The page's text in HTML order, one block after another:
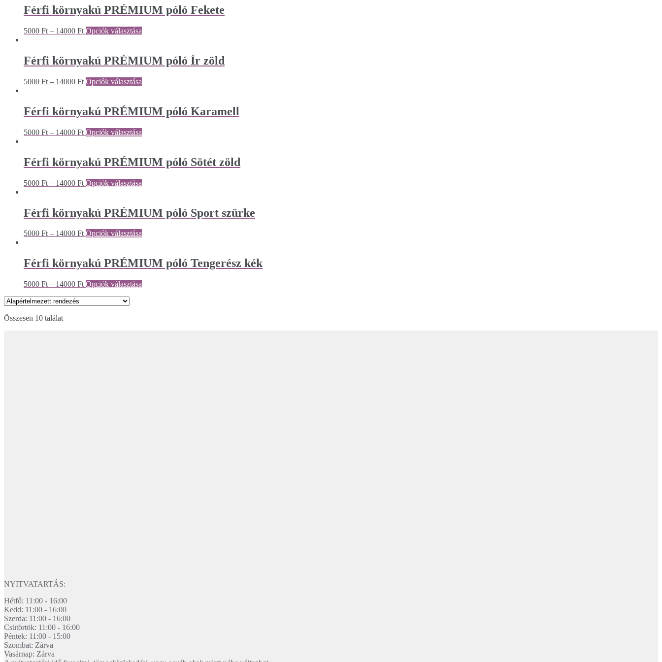
Férfi környakú PRÉMIUM póló Fekete
5000 Ft – 14000 Ft Opciók választása
Férfi környakú PRÉMIUM póló Ír zöld
5000 Ft – 14000 Ft Opciók választása
Férfi környakú PRÉMIUM póló Karamell
5000 Ft – 14000 Ft Opciók választása
Férfi környakú PRÉMIUM póló Sötét zöld
5000 Ft – 14000 Ft Opciók választása
Férfi környakú PRÉMIUM póló Sport szürke
5000 Ft– 14000 Ft Opciók választása
Férfi környakú PRÉMIUM póló Tengerész kék
5000 Ft – 14000 Ft Opciók választása
Összesen 10 találat
NYITVATARTÁS:
Hétfő: 11:00 - 16:00
Kedd: 11:00 - 16:00
Szerda: 11:00 - 16:00
Csütörtök: 11:00 - 16:00
Péntek: 11:00 - 15:00
Szombat: Zárva
Vasárnap: Zárva